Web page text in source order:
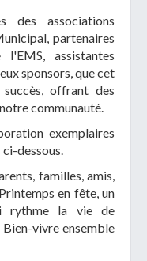
des associations
partenaires
assistantes
sponsors, que cet
offrant des
communauté.
exemplaires
dessous.
familles, amis,
en fête, un
rythme la vie de
vivre ensemble